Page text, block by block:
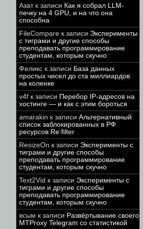
Азатк записи Как я собрал LLM-
печку на 4 GPU, и на что она
способна
FileCompare к записи Эксперименты
с тиграми и другие способы
преподавать программирование
студентам, которым скучно
Феликс к записи База данных
простых чисел до ста миллиардов
на коленке
v4f к записи Перебор IP-адресов на
хостинге — и как с этим бороться
amarakin к записи Альтернативный
список заблокированных в РФ
ресурсов Re:filter
ResizeOn к записи Эксперименты с
тиграми и другие способы
преподавать программирование
студентам, которым скучно
Text2Vid к записи Эксперименты с
тиграми и другие способы
преподавать программирование
студентам, которым скучно
всым к записи Развёртывание своего
MTProxy Telegram со статистикой